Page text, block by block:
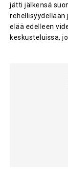
jätti jälkensä
rehellisyydellään
elää edelleen
keskusteluissa,